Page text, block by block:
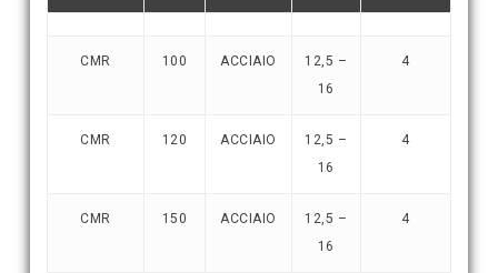
CMR 100 ACCIAIO
12,5 –
16
4
CMR 120 ACCIAIO
12,5 –
16
4
CMR 150 ACCIAIO
12,5 –
16
4